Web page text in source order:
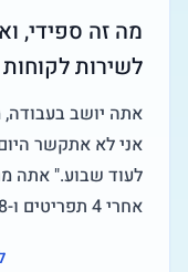
מה זה ספידי,
לשירות לקוחות
אתה יושב
אני לא אתקשר
לעוד שבוע." אתה
אחרי 4 תפריטים ו-18 דקות של מוזיקת המתנה, אתה...